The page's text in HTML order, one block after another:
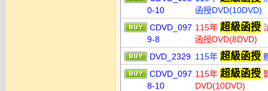
0-10
函授DVD(10DVD)
CDVD_097
9-8
115年 超級函授
函授DVD(8DVD)
DVD_2329 115年 超級函授
CDVD_097
8-10
115年 超級函授
DVD(10DVD)